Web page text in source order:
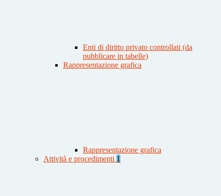
Enti di diritto privato controllati (da
pubblicare in tabelle)
Rappresentazione grafica
Rappresentazione grafica
Attività e procedimenti 1